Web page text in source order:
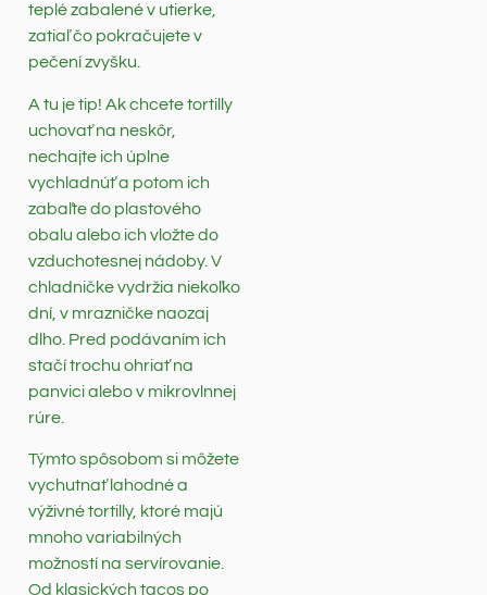
teplé zabalené v utierke,
zatiaľ čo pokračujete v
pečení zvyšku.
A tu je tip! Ak chcete tortilly
uchovať na neskôr,
nechajte ich úplne
vychladnúť a potom ich
zabaľte do plastového
obalu alebo ich vložte do
vzduchotesnej nádoby. V
chladničke vydržia niekoľko
dní, v mrazničke naozaj
dlho. Pred podávaním ich
stačí trochu ohriať na
panvici alebo v mikrovlnnej
rúre.
Týmto spôsobom si môžete
vychutnať lahodné a
výživné tortilly, ktoré majú
mnoho variabilných
možností na servírovanie.
Od klasických tacos po